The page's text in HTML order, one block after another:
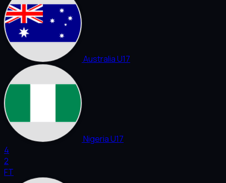
Australia U17
Nigeria U17
4
2
FT